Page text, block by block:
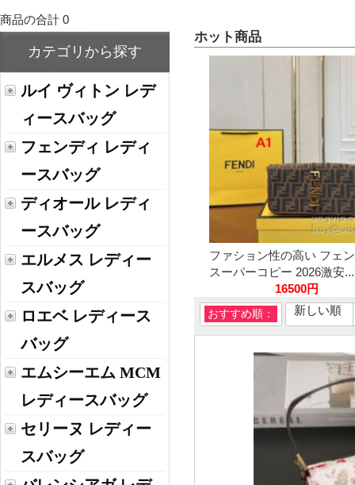
商品の合計 0
カテゴリから探す
ルイ ヴィトン レデ
ィースバッグ
フェンディ レディ
ースバッグ
ディオール レディ
ースバッグ
エルメス レディー
スバッグ
ロエベ レディース
バッグ
エムシーエム MCM
レディースバッグ
セリーヌ レディー
スバッグ
ホット商品
ファション性の高い フェ
スーパーコピー 2026激安...
16500円
おすすめ順： 新しい順